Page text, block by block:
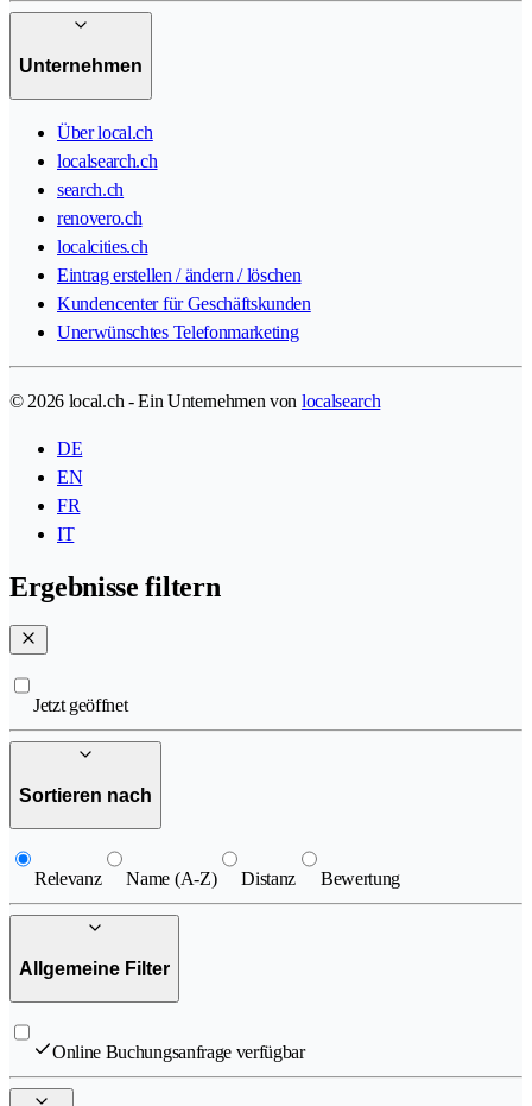
Unternehmen
Über local.ch
localsearch.ch
search.ch
renovero.ch
localcities.ch
Eintrag erstellen / ändern / löschen
Kundencenter für Geschäftskunden
Unerwünschtes Telefonmarketing
© 2026 local.ch - Ein Unternehmen von localsearch
DE
EN
FR
IT
Ergebnisse filtern
Jetzt geöffnet
Sortieren nach
Relevanz Name (A-Z) Distanz Bewertung
Allgemeine Filter
Online Buchungsanfrage verfügbar